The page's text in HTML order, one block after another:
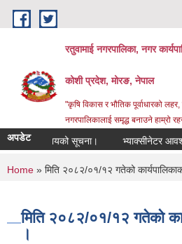
Skip to main content
रतुवामाई नगरपालिका, नगर
कोशी प्रदेश, मोरङ, नेपाल
"कृषि विकास र भौतिक पूर्वाधारको लहर,
नगरपालिकालाई समृद्ध बनाउने हाम्रो
अपडेट
गर्ने आशयको सूचना। भ्याक्सीनेटर
You are here
Home » मिति २०८२/०१/१२ गतेको
मिति २०८२/०१/१२ गतेको
।